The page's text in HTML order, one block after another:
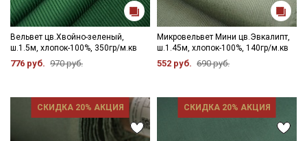
Вельвет цв.Хвойно-зеленый,
ш.1.5м, хлопок-100%, 350гр/м.кв
776 руб. 970 руб.
Микровельвет Мини цв.Эвкалипт,
ш.1.45м, хлопок-100%, 140гр/м.кв
552 руб. 690 руб.
СКИДКА 20% АКЦИЯ СКИДКА 20% АКЦИЯ